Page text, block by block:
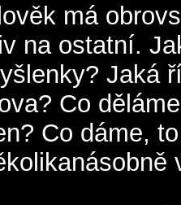
má
na ostatní.
Jaká
Co
Co dáme,